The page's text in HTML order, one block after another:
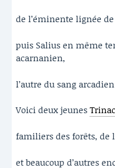
de l’éminente lignée de
puis Salius en même
acarnanien,
l’autre du sang
Voici deux jeunes
familiers des forêts, de
et beaucoup d’autres